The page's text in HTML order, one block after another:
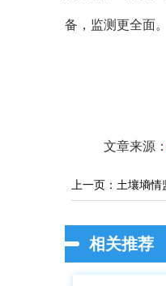
备，监测更全面。
文章来源
上一页：土壤墒情
相关推荐